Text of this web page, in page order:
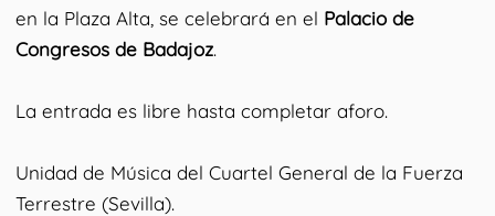
en la Plaza Alta, se celebrará en el Palacio de
Congresos de Badajoz.
La entrada es libre hasta completar aforo.
Unidad de Música del Cuartel General de la Fuerza
Terrestre (Sevilla).